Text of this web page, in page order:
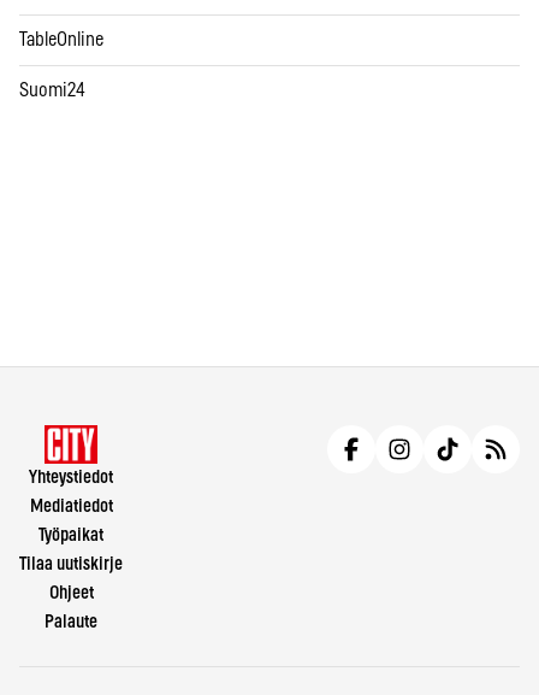
TableOnline
Suomi24
Yhteystiedot
Mediatiedot
Työpaikat
Tilaa uutiskirje
Ohjeet
Palaute